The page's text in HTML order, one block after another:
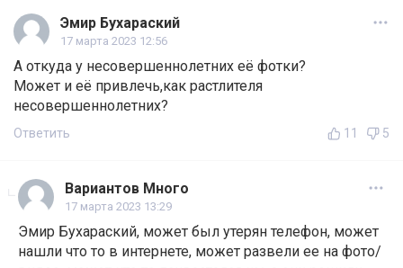
Эмир Бухараский
17 марта 2023 12:56
А откуда у несовершеннолетних её фотки?
Может и её привлечь,как растлителя
несовершеннолетних?
Ответить 11 5
Вариантов Много
17 марта 2023 13:29
Эмир Бухараский, может был утерян телефон, может
нашли что то в интернете, может развели ее на фото/